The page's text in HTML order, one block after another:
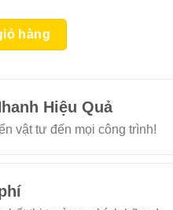
Kháng Virus 99AB 15L số
hàng
Hiệu Quả
vật tư đến mọi công trình!